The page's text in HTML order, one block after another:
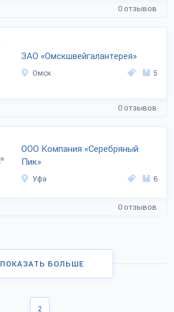
0 отзывов
ЗАО «Омскшвейгалантерея»
Омск 5
0 отзывов
ООО Компания «Серебряный
Пик»
Уфа 6
0 отзывов
ПОКАЗАТЬ БОЛЬШЕ
2